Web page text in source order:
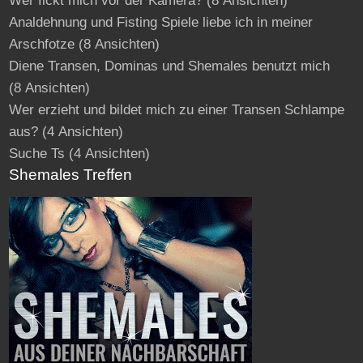
Analdehnung und Fisting Spiele liebe ich in meiner
Arschfotze(8 Ansichten)
Diene Transen, Dominas und Shemales benutzt mich
(8 Ansichten)
Wer erzieht und bildet mich zu einer Transen Schlampe
aus?(4 Ansichten)
Suche Ts (4 Ansichten)
Shemales Treffen